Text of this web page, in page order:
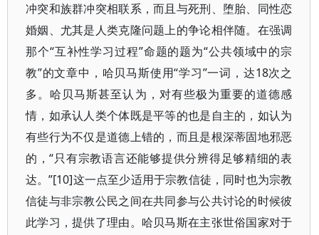
冲突和族群冲突相联系，而且与死刑、堕胎、同性恋
婚姻、尤其是人类克隆问题上的争论相伴随。在强调
那个“互补性学习过程”命题的题为“公共领域中的宗
教”的文章中，哈贝马斯使用“学习”一词，达18次之
多。哈贝马斯甚至认为，对有些极为重要的道德感
情，如承认人类个体既是平等的也是自主的，如认为
有些行为不仅是道德上错的，而且是根深蒂固地邪恶
的，“只有宗教语言还能够提供分辨得足够精细的表
达。”[10]这一点至少适用于宗教信徒，同时也为宗教
信徒与非宗教公民之间在共同参与公共讨论的时候彼
此学习，提供了理由。哈贝马斯在主张世俗国家对于